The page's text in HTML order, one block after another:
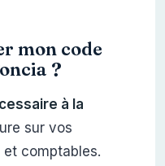
mon code
?
à la
sur vos
comptables.